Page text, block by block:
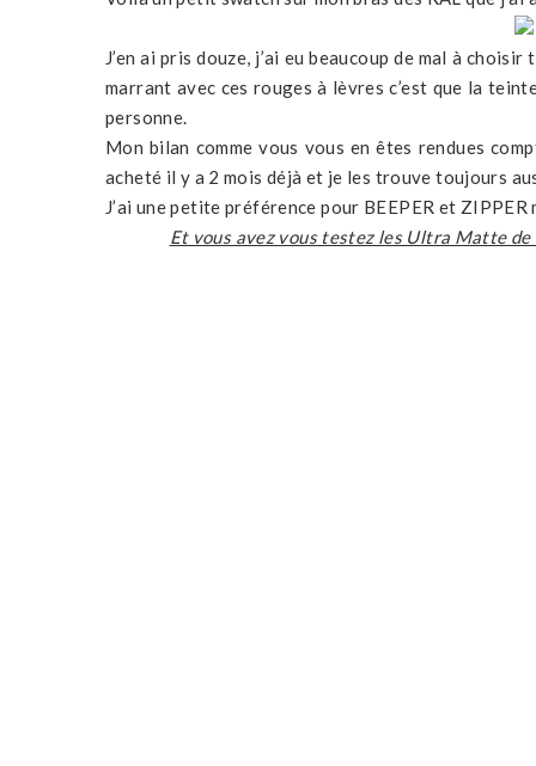
J’en ai pris douze, j’ai eu beaucoup de mal à
marrant avec ces rouges à lèvres c’est que la
personne.
Mon bilan comme vous vous en êtes rendues
acheté il y a 2 mois déjà et je les trouve toujours
J’ai une petite préférence pour BEEPER et
Et vous avez vous testez les Ultra Matte